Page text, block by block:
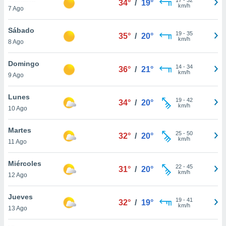
más
nuestra
y
de
disponible
cookies
aceptar
7 Ago
34° / 19°
km/h
Sábado
8 Ago
35° / 20° 19- 35
km/h
Domingo
9 Ago
36° / 21° 14- 34
km/h
Lunes
10 Ago
34° / 20° 19- 42
km/h
Martes
11 Ago
32° / 20° 25- 50
km/h
Miércoles
12 Ago
31° / 20° 22- 45
km/h
Jueves
13 Ago
32° / 19° 19- 41
km/h